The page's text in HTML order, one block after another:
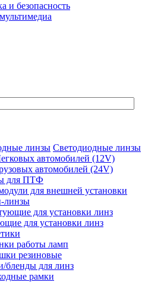
и безопасность
Светодиодные линзы
автомобилей (12V)
автомобилей (24V)
для ПТФ
для внешней установки
линзы
для установки линз
работы ламп
резиновые
бленды для линз
рамки